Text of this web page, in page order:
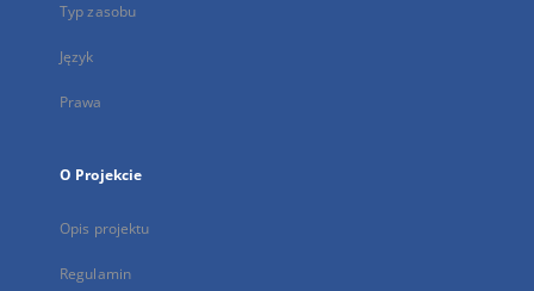
Typ zasobu
Język
Prawa
O Projekcie
Opis projektu
Regulamin